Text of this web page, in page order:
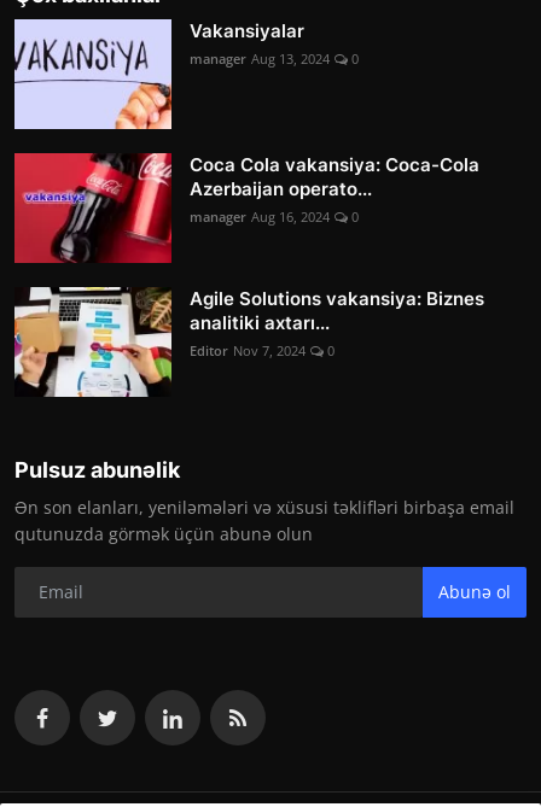
Vakansiyalar
manager Aug 13, 2024 0
Coca Cola vakansiya: Coca-Cola
Azerbaijan operato...
manager Aug 16, 2024 0
Agile Solutions vakansiya: Biznes
analitiki axtarı...
Editor Nov 7, 2024 0
Pulsuz abunəlik
Ən son elanları, yeniləmələri və xüsusi təklifləri birbaşa email
qutunuzda görmək üçün abunə olun
Abunə ol